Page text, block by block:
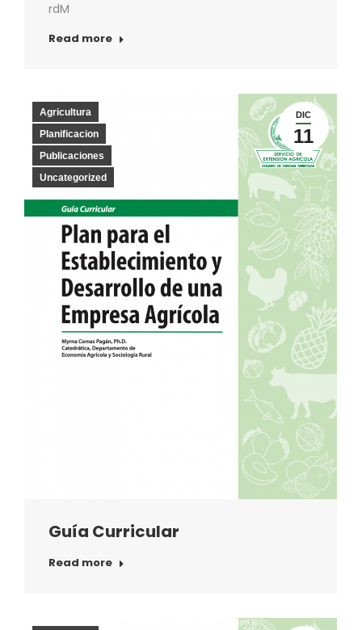
rdM
Read more
DIC
11
Agricultura
Planificacion
Publicaciones
Uncategorized
Guía Curricular
Read more